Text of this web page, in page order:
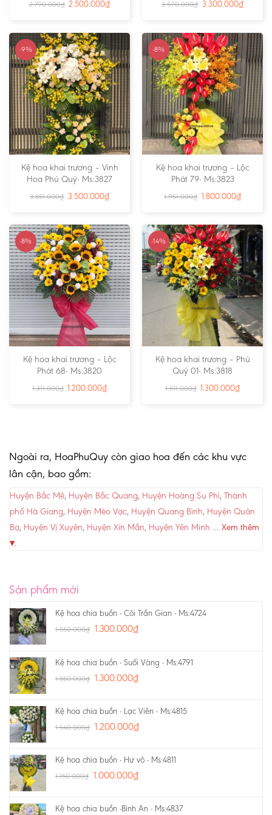
2.790.000₫ 2.500.000₫ 3.590.000₫ 3.300.000₫
-9%
Kệ hoa khai trương – Vinh
Hoa Phú Quý- Ms:3827
3.851.000₫ 3.500.000₫
-8%
Kệ hoa khai trương – Lộc
Phát 79- Ms:3823
1.951.000₫ 1.800.000₫
-8%
Kệ hoa khai trương – Lộc
Phát 68- Ms:3820
1.311.000₫ 1.200.000₫
-14%
Kệ hoa khai trương – Phú
Quý 01- Ms:3818
1.511.000₫ 1.300.000₫
Ngoài ra, HoaPhuQuy còn giao hoa đến các khu vực
lân cận, bao gồm:
Huyện Bắc Mê, Huyện Bắc Quang, Huyện Hoàng Su Phì, Thành
phố Hà Giang, Huyện Mèo Vạc, Huyện Quang Bình, Huyện Quản
Bạ, Huyện Vị Xuyên, Huyện Xín Mần, Huyện Yên Minh … Xem thêm
▾.
Sản phẩm mới
Kệ hoa chia buồn - Cõi Trần Gian - Ms:4724
1.550.000₫ 1.300.000₫
Kệ hoa chia buồn - Suối Vàng - Ms:4791
1.550.000₫ 1.300.000₫
Kệ hoa chia buồn - Lạc Viên - Ms:4815
1.540.000₫ 1.200.000₫
Kệ hoa chia buồn - Hư vô - Ms:4811
1.150.000₫ 1.000.000₫
Kệ hoa chia buồn -Bình An - Ms:4837